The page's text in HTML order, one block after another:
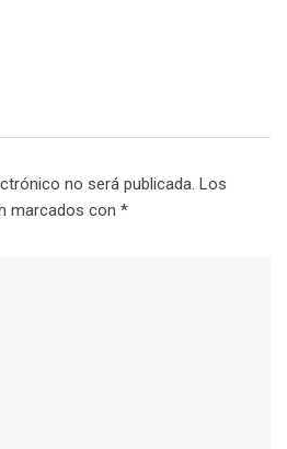
no será publicada. Los
marcados con *